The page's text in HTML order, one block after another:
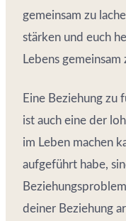
gemeinsam zu
stärken und euch
Lebens gemeinsam
Eine Beziehung zu
ist auch eine der
im Leben machen
aufgeführt habe,
deiner Beziehung